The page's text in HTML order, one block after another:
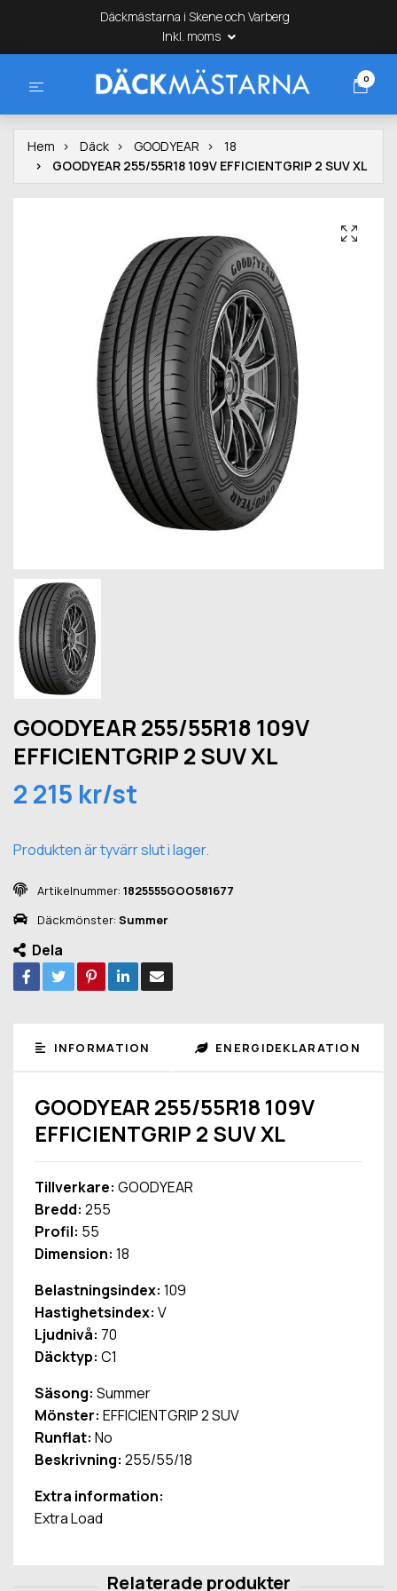
Däckmästarna i Skene och Varberg
Inkl. moms
0
Hem Däck GOODYEAR
18
GOODYEAR 255/55R18 109V EFFICIENTGRIP 2 SUV XL
GOODYEAR 255/55R18 109V
EFFICIENTGRIP 2 SUV XL
2 215 kr/st
Produkten är tyvärr slut i lager.
Artikelnummer: 1825555GOO581677
Däckmönster: Summer
Dela
INFORMATION ENERGIDEKLARATION
GOODYEAR 255/55R18 109V
EFFICIENTGRIP 2 SUV XL
Tillverkare: GOODYEAR
Bredd: 255
Profil: 55
Dimension: 18
Belastningsindex: 109
Hastighetsindex: V
Ljudnivå: 70
Däcktyp: C1
Säsong: Summer
Mönster: EFFICIENTGRIP 2 SUV
Runflat: No
Beskrivning: 255/55/18
Extra information:
Extra Load